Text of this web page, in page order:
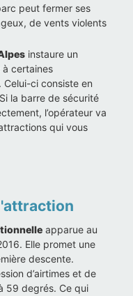
peut fermer ses
de vents violents
instaure un
certaines
ci consiste en
la barre de sécurité
l’opérateur va
qui vous
apparue au
Elle promet une
descente.
d’airtimes et de
59 degrés. Ce qui